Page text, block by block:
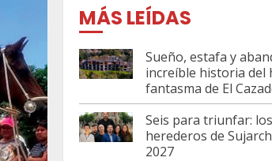
MÁS LEÍDAS
Sueño, estafa y
increíble historia del
fantasma de El
Seis para triunfar:
herederos de
2027